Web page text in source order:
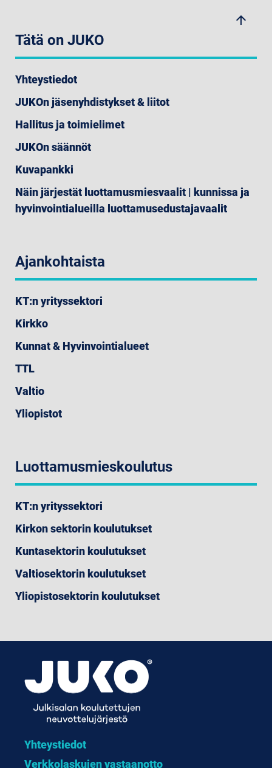
arrow_upwards
Tätä on JUKO
Yhteystiedot
JUKOn jäsenyhdistykset & liitot
Hallitus ja toimielimet
JUKOn säännöt
Kuvapankki
Näin järjestät luottamusmiesvaalit | kunnissa ja
hyvinvointialueilla luottamusedustajavaalit
Ajankohtaista
KT:n yrityssektori
Kirkko
Kunnat & Hyvinvointialueet
TTL
Valtio
Yliopistot
Luottamusmieskoulutus
KT:n yrityssektori
Kirkon sektorin koulutukset
Kuntasektorin koulutukset
Valtiosektorin koulutukset
Yliopistosektorin koulutukset
Yhteystiedot
Verkkolaskujen vastaanotto